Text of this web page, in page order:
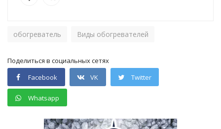
обогреватель Виды обогревателей
Поделиться в социальных сетях
Facebook
VK Twitter
Whatsapp